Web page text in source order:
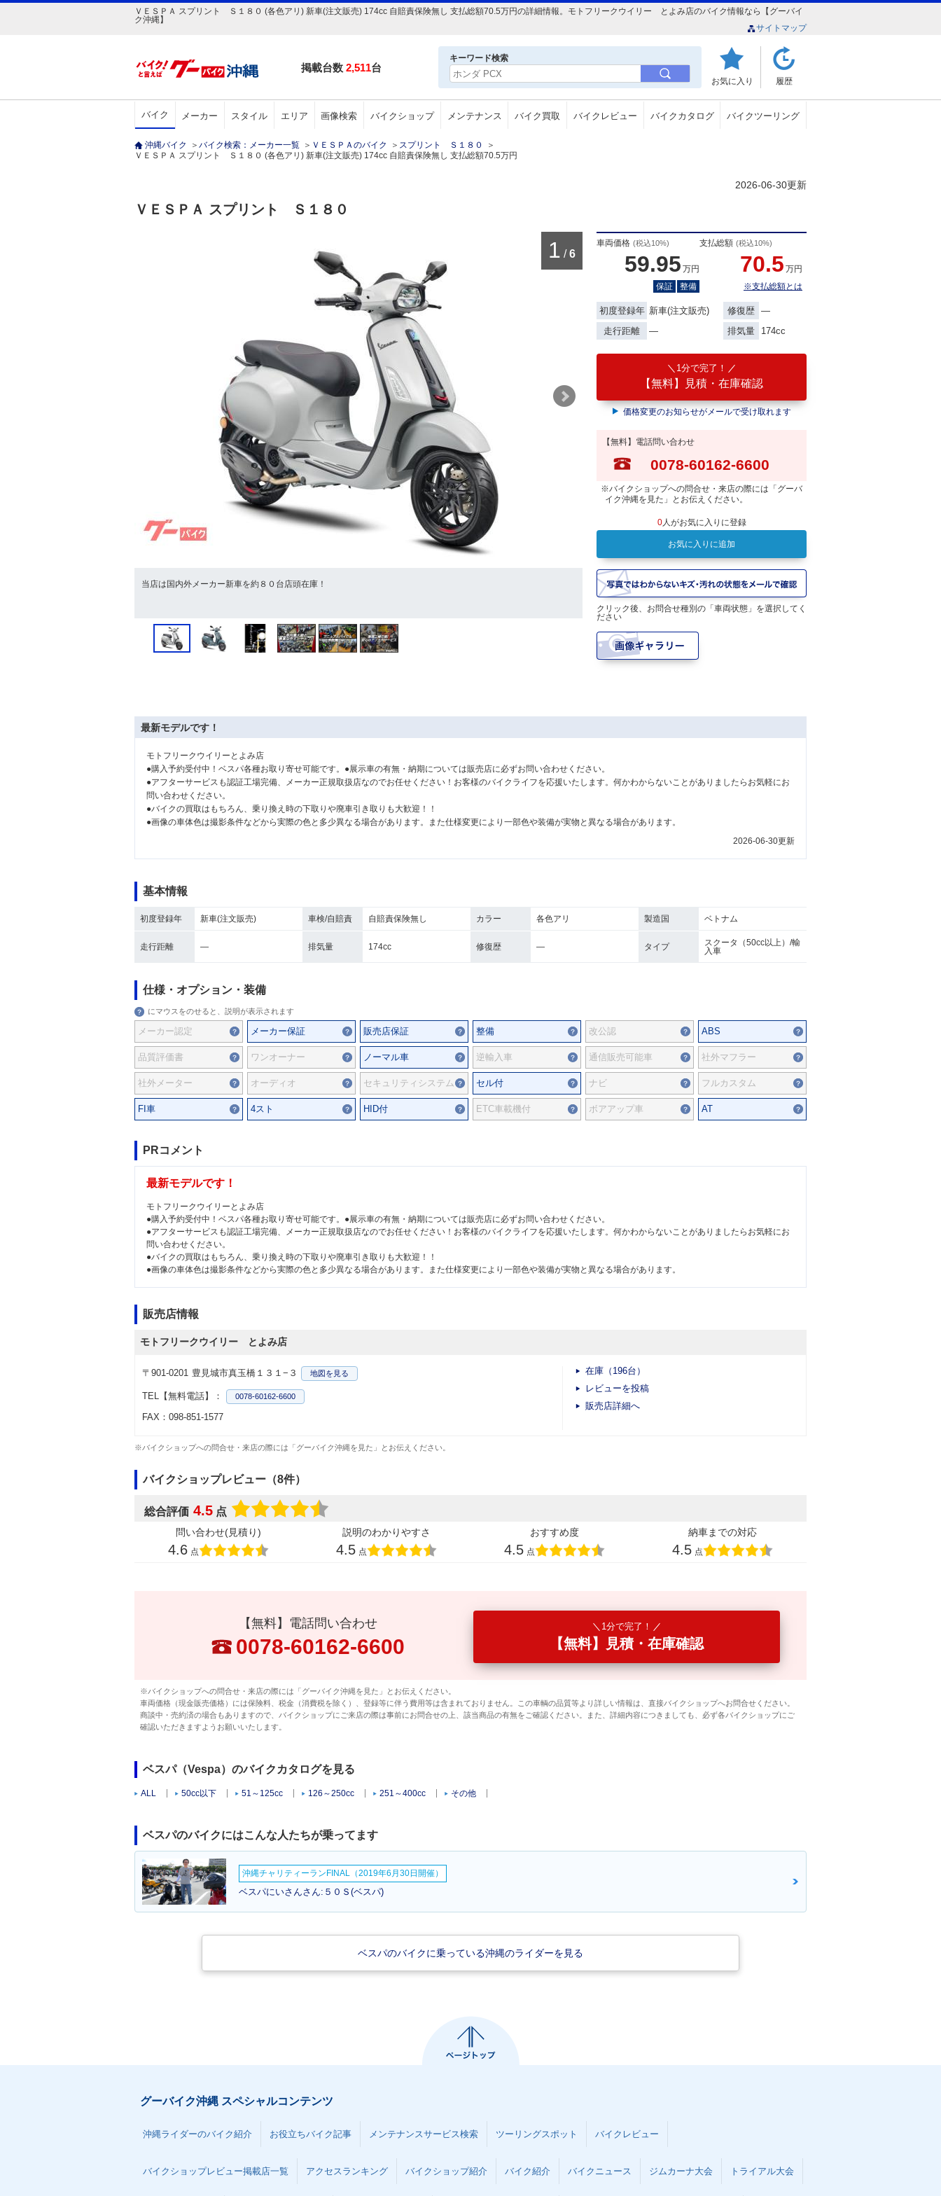
ＶＥＳＰＡ スプリント Ｓ１８０ (各色アリ) 新車(注文販売) 174cc 自賠責保険無し 支払総額70.5万円の詳細情報。モトフリークウイリー とよみ店のバイク情報なら【グーバイ
ク沖縄】
サイトマップ
掲載台数 2,511台
キーワード検索
お気に入り 履歴
バイク メーカー スタイル エリア 画像検索 バイクショップ メンテナンス バイク買取 バイクレビュー バイクカタログ バイクツーリング
沖縄バイク ＞ バイク検索：メーカー一覧 ＞ ＶＥＳＰＡのバイク ＞ スプリント Ｓ１８０
＞
ＶＥＳＰＡ スプリント Ｓ１８０ (各色アリ) 新車(注文販売) 174cc 自賠責保険無し 支払総額70.5万円
2026-06-30更新
ＶＥＳＰＡ スプリント Ｓ１８０
1 / 6
当店は国内外メーカー新車を約８０台店頭在庫！
車両価格 (税込10%)
59.95 万円
保証
整備
支払総額 (税込10%)
70.5 万円
※支払総額とは
初度登録年 新車(注文販売) 修復歴
―
走行距離
― 排気量 174cc
1分で完了！
【無料】見積・在庫確認
価格変更のお知らせがメールで受け取れます
【無料】電話問い合わせ
0078-60162-6600
※バイクショップへの問合せ・来店の際には「グーバ
イク沖縄を見た」とお伝えください。
0人がお気に入りに登録
お気に入りに追加
クリック後、お問合せ種別の「車両状態」を選択してく
ださい
最新モデルです！
モトフリークウイリーとよみ店
●購入予約受付中！ベスパ各種お取り寄せ可能です。●展示車の有無・納期については販売店に必ずお問い合わせください。
●アフターサービスも認証工場完備、メーカー正規取扱店なのでお任せください！お客様のバイクライフを応援いたします。何かわからないことがありましたらお気軽にお
問い合わせください。
●バイクの買取はもちろん、乗り換え時の下取りや廃車引き取りも大歓迎！！
●画像の車体色は撮影条件などから実際の色と多少異なる場合があります。また仕様変更により一部色や装備が実物と異なる場合があります。
2026-06-30更新
基本情報
初度登録年 新車(注文販売) 車検/自賠責 自賠責保険無し カラー 各色アリ 製造国 ベトナム
走行距離 ― 排気量 174cc 修復歴 ― タイプ
スクータ（50cc以上）/輸
入車
仕様・オプション・装備
にマウスをのせると、説明が表示されます
メーカー認定 メーカー保証 販売店保証 整備 改公認 ABS
品質評価書 ワンオーナー ノーマル車 逆輸入車 通信販売可能車 社外マフラー
社外メーター オーディオ セキュリティシステム セル付 ナビ フルカスタム
FI車 4スト HID付 ETC車載機付 ボアアップ車 AT
PRコメント
最新モデルです！
モトフリークウイリーとよみ店
●購入予約受付中！ベスパ各種お取り寄せ可能です。●展示車の有無・納期については販売店に必ずお問い合わせください。
●アフターサービスも認証工場完備、メーカー正規取扱店なのでお任せください！お客様のバイクライフを応援いたします。何かわからないことがありましたらお気軽にお
問い合わせください。
●バイクの買取はもちろん、乗り換え時の下取りや廃車引き取りも大歓迎！！
●画像の車体色は撮影条件などから実際の色と多少異なる場合があります。また仕様変更により一部色や装備が実物と異なる場合があります。
販売店情報
モトフリークウイリー とよみ店
〒901-0201 豊見城市真玉橋１３１−３ 地図を見る
TEL【無料電話】： 0078-60162-6600
FAX：098-851-1577
在庫（196台）
レビューを投稿
販売店詳細へ
※バイクショップへの問合せ・来店の際には「グーバイク沖縄を見た」とお伝えください。
バイクショップレビュー（8件）
総合評価 4.5 点
問い合わせ(見積り)
4.6 点
説明のわかりやすさ
4.5 点
おすすめ度
4.5 点
納車までの対応
4.5 点
【無料】電話問い合わせ
0078-60162-6600
1分で完了！
【無料】見積・在庫確認
※バイクショップへの問合せ・来店の際には「グーバイク沖縄を見た」とお伝えください。
車両価格（現金販売価格）には保険料、税金（消費税を除く）、登録等に伴う費用等は含まれておりません。この車輌の品質等より詳しい情報は、直接バイクショップへお問合せください。
商談中・売約済の場合もありますので、バイクショップにご来店の際は事前にお問合せの上、該当商品の有無をご確認ください。また、詳細内容につきましても、必ず各バイクショップにご
確認いただきますようお願いいたします。
ベスパ（Vespa）のバイクカタログを見る
ALL 50cc以下 51～125cc 126～250cc 251～400cc その他
ベスパのバイクにはこんな人たちが乗ってます
沖縄チャリティーランFINAL（2019年6月30日開催）
ベスパにいさんさん:５０Ｓ(ベスパ)
ベスパのバイクに乗っている沖縄のライダーを見る
グーバイク沖縄 スペシャルコンテンツ
沖縄ライダーのバイク紹介 お役立ちバイク記事 メンテナンスサービス検索 ツーリングスポット バイクレビュー
バイクショップレビュー掲載店一覧 アクセスランキング バイクショップ紹介 バイク紹介 バイクニュース ジムカーナ大会 トライアル大会